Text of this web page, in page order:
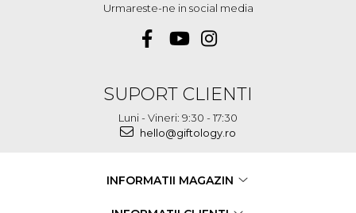
Urmareste-ne in social media
SUPORT CLIENTI
Luni - Vineri: 9:30 - 17:30
hello@giftology.ro
INFORMATII MAGAZIN